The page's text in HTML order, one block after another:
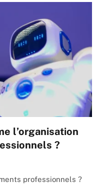
l’organisation
?
professionnels ?